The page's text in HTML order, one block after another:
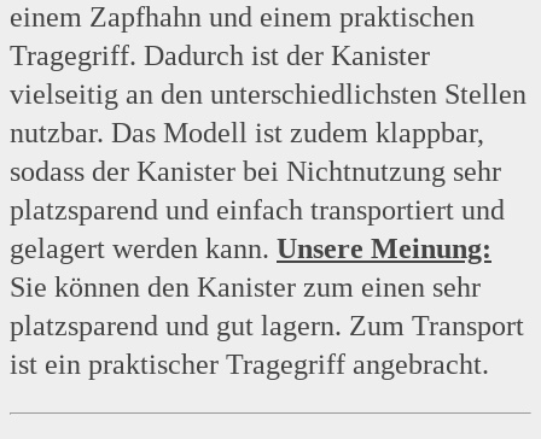
einem Zapfhahn und einem praktischen
Tragegriff. Dadurch ist der Kanister
vielseitig an den unterschiedlichsten Stellen
nutzbar. Das Modell ist zudem klappbar,
sodass der Kanister bei Nichtnutzung sehr
platzsparend und einfach transportiert und
gelagert werden kann. Unsere Meinung:
Sie können den Kanister zum einen sehr
platzsparend und gut lagern. Zum Transport
ist ein praktischer Tragegriff angebracht.